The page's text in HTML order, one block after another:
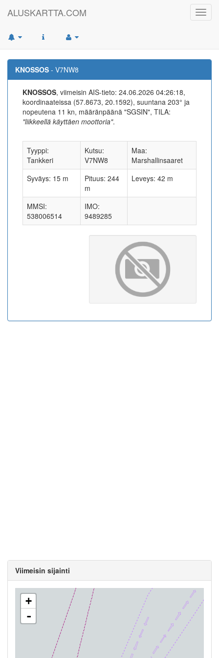
ALUSKARTTA.COM
KNOSSOS - V7NW8
KNOSSOS, viimeisin AIS-tieto: 24.06.2026 04:26:18,
koordinaateissa (57.8673, 20.1592), suuntana 203° ja
nopeutena 11 kn, määränpäänä "SGSIN", TILA:
"liikkeellä käyttäen moottoria".
Tyyppi:
Tankkeri
Kutsu:
V7NW8
Maa:
Marshallinsaaret
Syväys: 15 m
Pituus: 244
m
Leveys: 42 m
MMSI:
538006514
IMO:
9489285
Viimeisin sijainti
+
-